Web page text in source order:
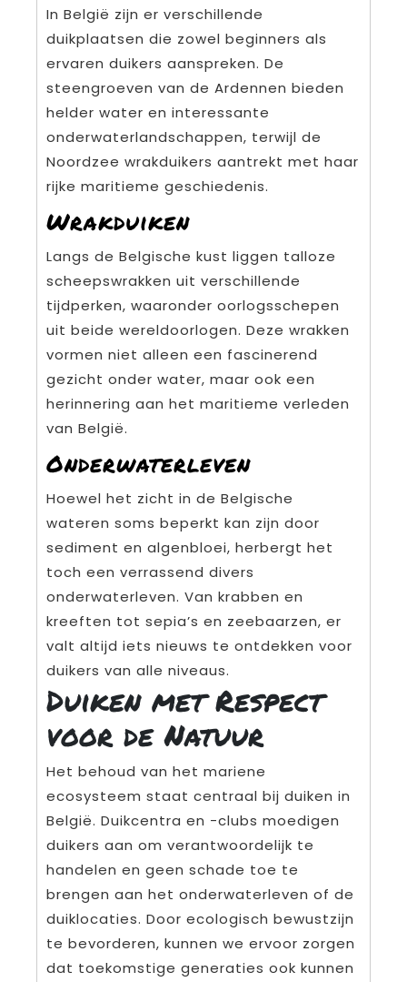
In België zijn er verschillende
duikplaatsen die zowel beginners als
ervaren duikers aanspreken. De
steengroeven van de Ardennen bieden
helder water en interessante
onderwaterlandschappen, terwijl de
Noordzee wrakduikers aantrekt met haar
rijke maritieme geschiedenis.
Wrakduiken
Langs de Belgische kust liggen talloze
scheepswrakken uit verschillende
tijdperken, waaronder oorlogsschepen
uit beide wereldoorlogen. Deze wrakken
vormen niet alleen een fascinerend
gezicht onder water, maar ook een
herinnering aan het maritieme verleden
van België.
Onderwaterleven
Hoewel het zicht in de Belgische
wateren soms beperkt kan zijn door
sediment en algenbloei, herbergt het
toch een verrassend divers
onderwaterleven. Van krabben en
kreeften tot sepia’s en zeebaarzen, er
valt altijd iets nieuws te ontdekken voor
duikers van alle niveaus.
Duiken met Respect
voor de Natuur
Het behoud van het mariene
ecosysteem staat centraal bij duiken in
België. Duikcentra en -clubs moedigen
duikers aan om verantwoordelijk te
handelen en geen schade toe te
brengen aan het onderwaterleven of de
duiklocaties. Door ecologisch bewustzijn
te bevorderen, kunnen we ervoor zorgen
dat toekomstige generaties ook kunnen